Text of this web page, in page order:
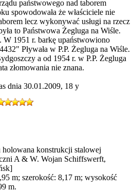
państwowego nad taborem
spowodowała że właściciele nie
lecz wykonywać usługi na rzecz
to Państwowa Żegluga na Wiśle.
1951 r. barkę upaństwowiono
Pływała w P.P. Żegluga na Wiśle.
a od 1954 r. w P.P. Żegluga
złomowania nie znana.
dnia 30.01.2009, 18 y
holowana konstrukcji stalowej
A & W. Wojan Schiffswerft,
m; szerokość: 8,17 m; wysokość
m.